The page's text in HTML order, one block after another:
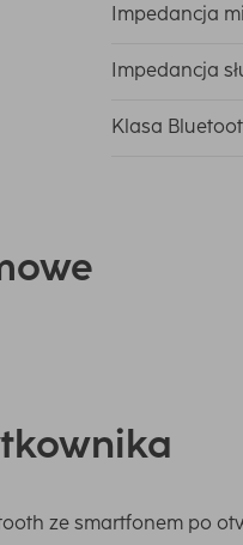
Impedancja
Impedancja
Klasa
ze smartfonem po